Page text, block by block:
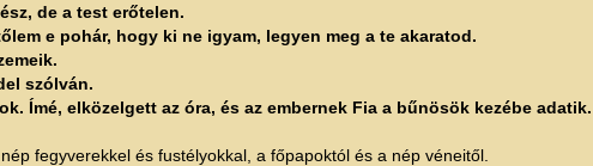
de a test erőtelen.
e pohár, hogy ki ne igyam, legyen meg a te akaratod.
szólván.
Ímé, elközelgett az óra, és az embernek Fia a bűnösök kezébe adatik.
fegyverekkel és fustélyokkal, a főpapoktól és a nép véneitől.